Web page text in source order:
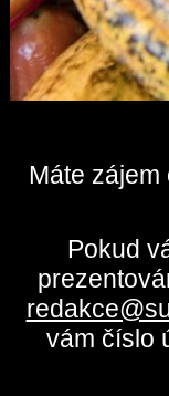
Máte
Pokud
vám číslo